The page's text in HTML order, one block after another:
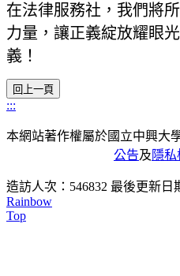
在法律服務社，我們將
力量，讓正義綻放耀眼
義！
:::
本網站著作權屬於國立中興大
公告及隱
造訪人次：546832 最後更新日
Rainbow
Top